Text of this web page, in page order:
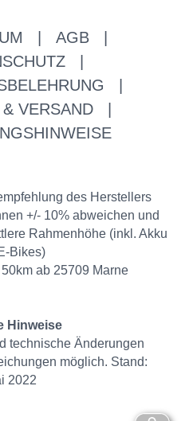
AGB
VERSAND
des Herstellers
+/- 10% abweichen und
Rahmenhöhe (inkl. Akku
Bikes)
ab 25709 Marne
Hinweise
technische Änderungen
möglich. Stand:
2022